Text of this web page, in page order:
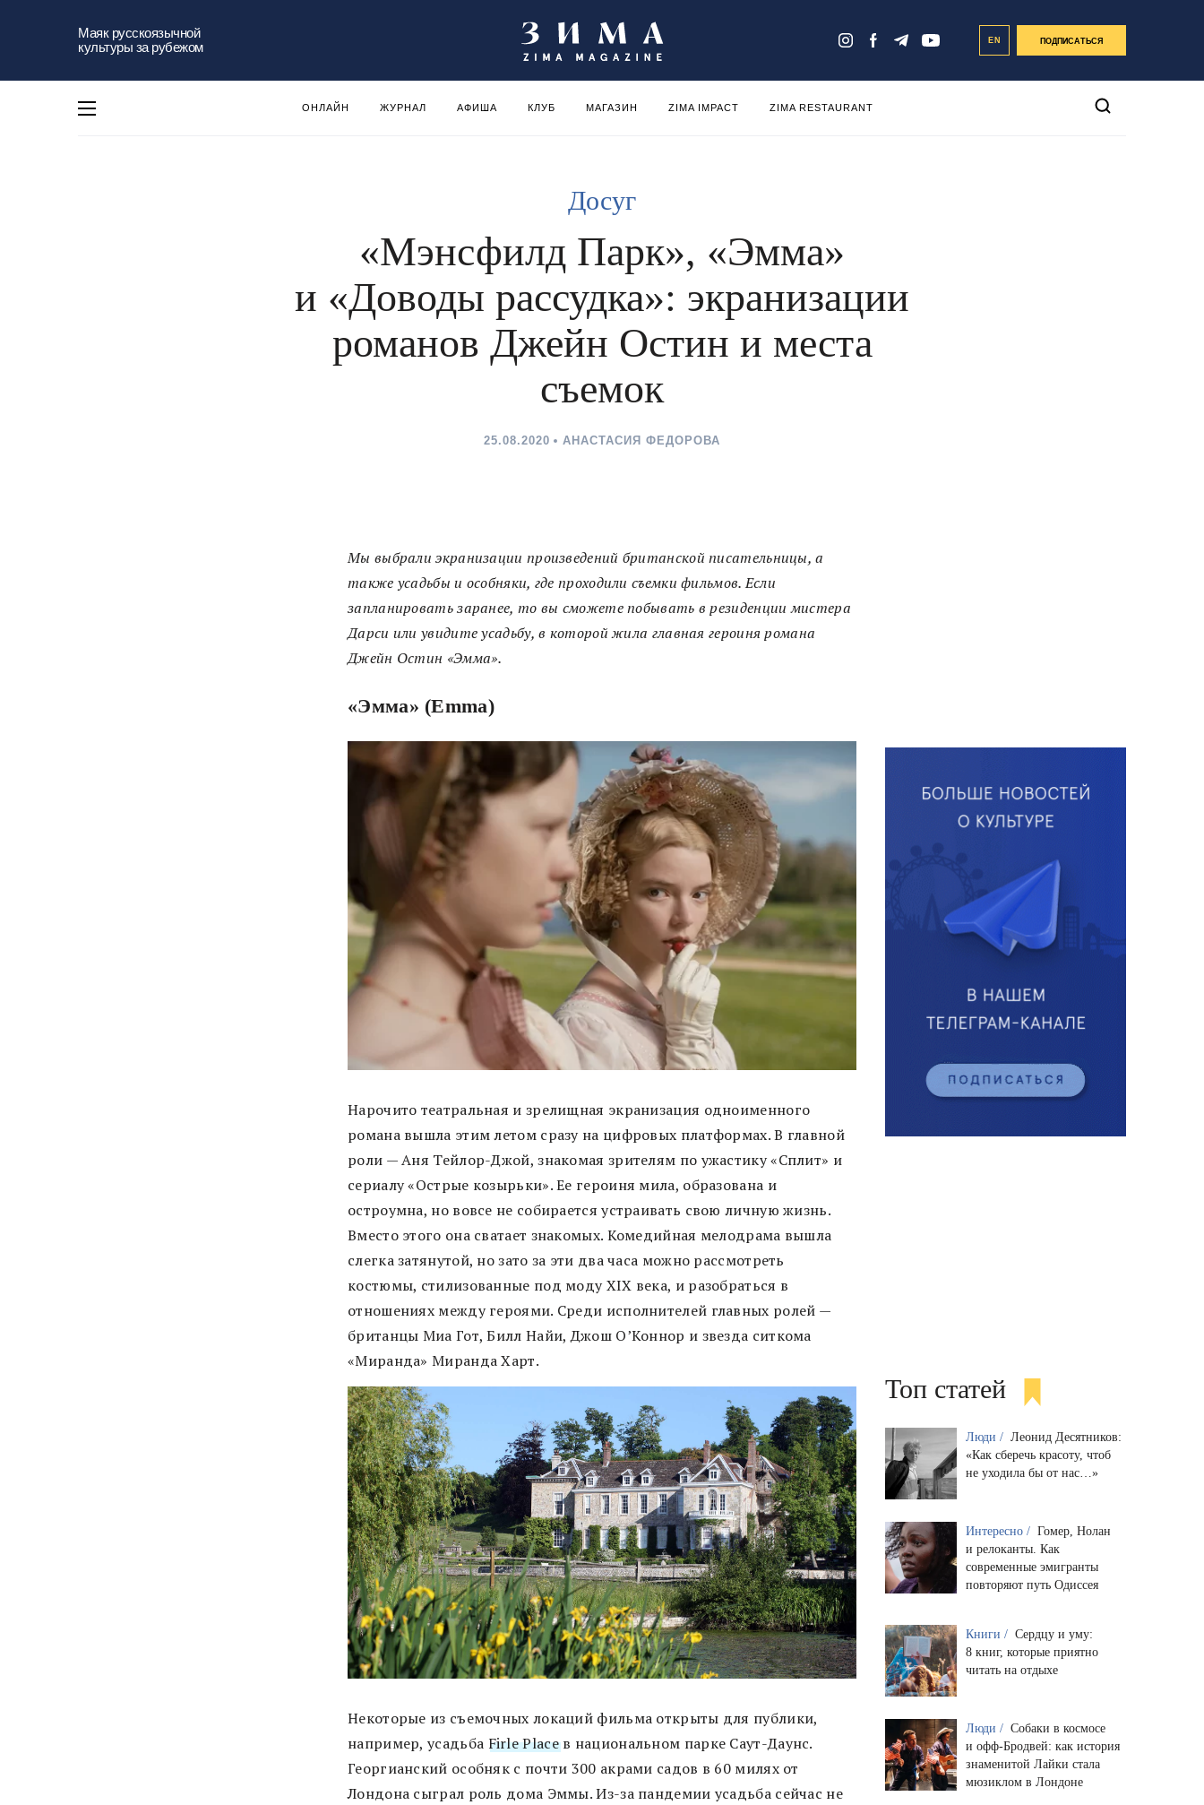
Маяк русскоязычной
культуры за рубежом
EN ПОДПИСАТЬСЯ
ОНЛАЙН ЖУРНАЛ АФИША КЛУБ МАГАЗИН ZIMA IMPACT ZIMA RESTAURANT
Досуг
«Мэнсфилд Парк», «Эмма»
и «Доводы рассудка»: экранизации
романов Джейн Остин и места
съемок
25.08.2020 АНАСТАСИЯ ФЕДОРОВА
Мы выбрали экранизации произведений британской писательницы, а
также усадьбы и особняки, где проходили съемки фильмов. Если
запланировать заранее, то вы сможете побывать в резиденции мистера
Дарси или увидите усадьбу, в которой жила главная героиня романа
Джейн Остин «Эмма».
«Эмма» (Emma)
Нарочито театральная и зрелищная экранизация одноименного
романа вышла этим летом сразу на цифровых платформах. В главной
роли — Аня Тейлор-Джой, знакомая зрителям по ужастику «Сплит» и
сериалу «Острые козырьки». Ее героиня мила, образована и
остроумна, но вовсе не собирается устраивать свою личную жизнь.
Вместо этого она сватает знакомых. Комедийная мелодрама вышла
слегка затянутой, но зато за эти два часа можно рассмотреть
костюмы, стилизованные под моду XIX века, и разобраться в
отношениях между героями. Среди исполнителей главных ролей —
британцы Миа Гот, Билл Найи, Джош О’Коннор и звезда ситкома
«Миранда» Миранда Харт.
Некоторые из съемочных локаций фильма открыты для публики,
например, усадьба Firle Placeв национальном парке Саут-Даунс.
Георгианский особняк с почти 300 акрами садов в 60 милях от
Лондона сыграл роль дома Эммы. Из-за пандемии усадьба сейчас не
Топ статей
Люди / Леонид Десятников:
«Как сберечь красоту, чтоб
не уходила бы от нас…»
Интересно / Гомер, Нолан
и релоканты. Как
современные эмигранты
повторяют путь Одиссея
Книги / Сердцу и уму:
8 книг, которые приятно
читать на отдыхе
Люди / Собаки в космосе
и офф-Бродвей: как история
знаменитой Лайки стала
мюзиклом в Лондоне